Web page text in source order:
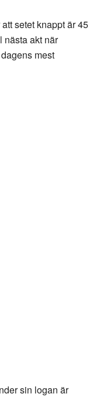
setet knappt är 45
nästa akt när
mest
sin logan är